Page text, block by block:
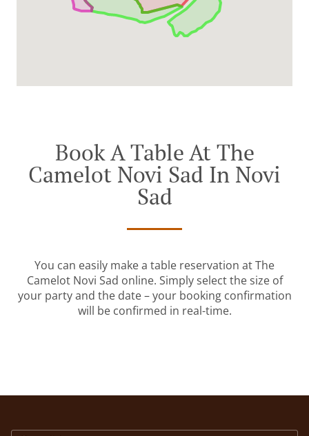
Book A Table At The
Camelot Novi Sad In Novi
Sad
You can easily make a table reservation at The
Camelot Novi Sad online. Simply select the size of
your party and the date – your booking confirmation
will be confirmed in real-time.